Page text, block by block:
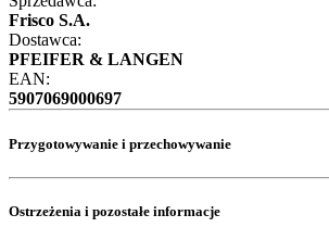
Frisco S.A.
Dostawca:
PFEIFER & LANGEN
EAN:
5907069000697
Przygotowywanie i przechowywanie
Ostrzeżenia i pozostałe informacje